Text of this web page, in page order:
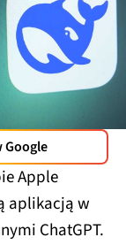
Google
Apple
aplikacją w
ChatGPT.